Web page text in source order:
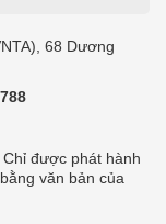
68 Dương
được phát hành
văn bản của